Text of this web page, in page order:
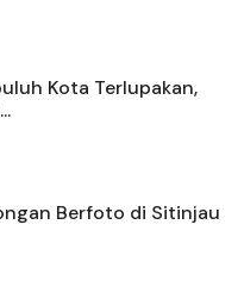
Kota Terlupakan,
Berfoto di Sitinjau